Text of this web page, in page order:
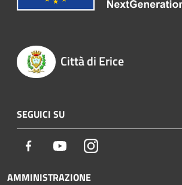
Città di Erice
SEGUICI SU
Facebook YoutubeInstagram
AMMINISTRAZIONE